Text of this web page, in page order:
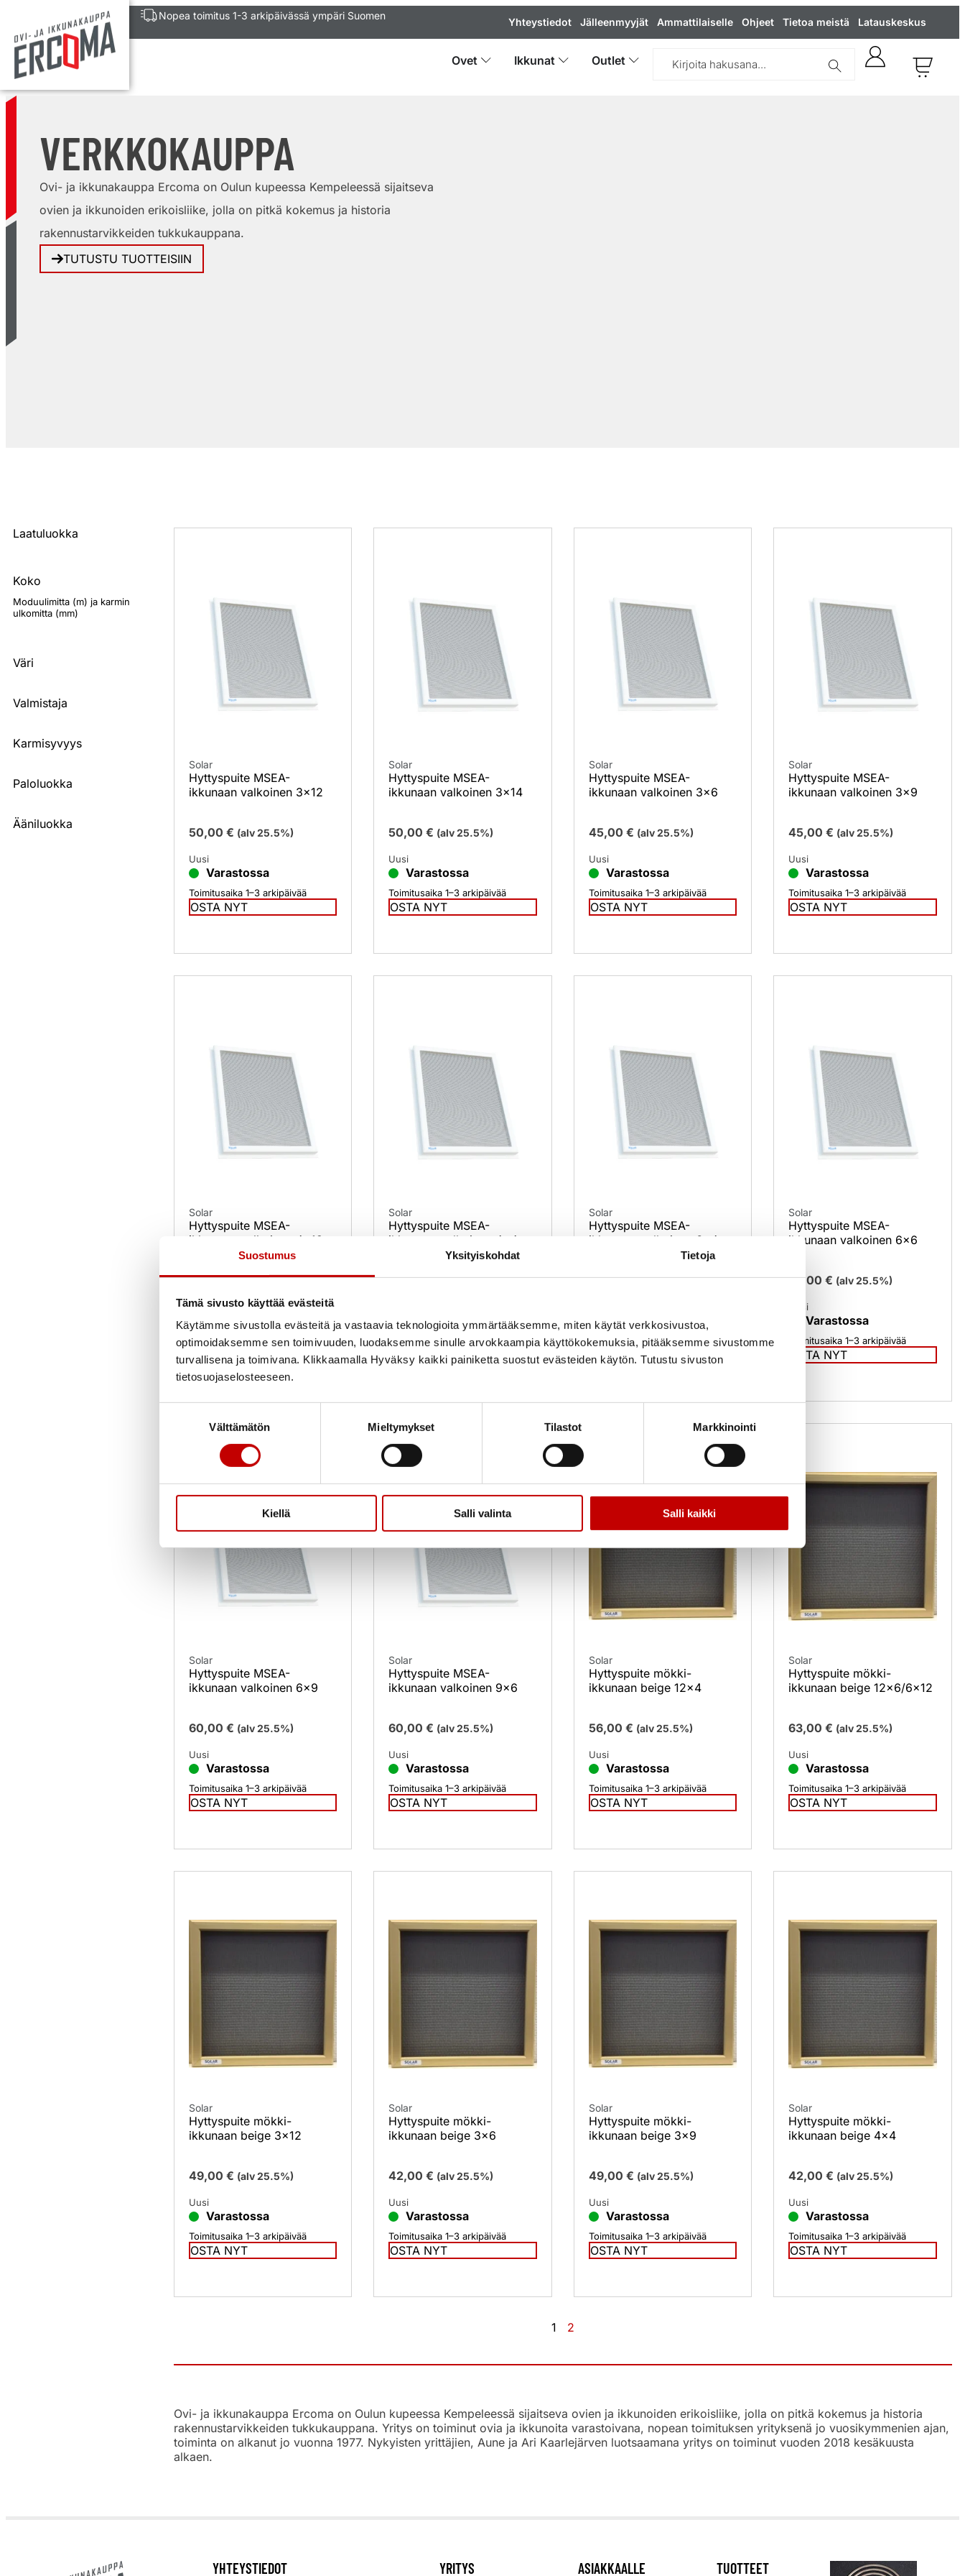
Suostumus Yksityiskohdat Tietoja
Tämä sivusto käyttää evästeitä
Käytämme sivustolla evästeitä ja vastaavia teknologioita ymmärtääksemme, miten käytät verkkosivustoa,
optimoidaksemme sen toimivuuden, luodaksemme sinulle arvokkaampia käyttökokemuksia, pitääksemme sivustomme
turvallisena ja toimivana. Klikkaamalla Hyväksy kaikki painiketta suostut evästeiden käytön. Tutustu sivuston
tietosuojaselosteeseen.
Välttämätön Mieltymykset Tilastot Markkinointi
Kiellä Salli valinta Salli kaikki
Nopea toimitus 1-3 arkipäivässä ympäri Suomen
Yhteystiedot Jälleenmyyjät Ammattilaiselle Ohjeet Tietoa meistä Latauskeskus
Ovet Ikkunat Outlet
VERKKOKAUPPA
Ovi- ja ikkunakauppa Ercoma on Oulun kupeessa Kempeleessä sijaitseva
ovien ja ikkunoiden erikoisliike, jolla on pitkä kokemus ja historia
rakennustarvikkeiden tukkukauppana.
TUTUSTU TUOTTEISIIN
Laatuluokka
Koko
Moduulimitta (m) ja karmin
ulkomitta (mm)
Väri
Valmistaja
Karmisyvyys
Paloluokka
Ääniluokka
Solar
Hyttyspuite MSEA-
ikkunaan valkoinen 3×12
50,00 € (alv 25.5%)
Uusi
Varastossa
Toimitusaika 1–3 arkipäivää
OSTA NYT
Solar
Hyttyspuite MSEA-
ikkunaan valkoinen 3×14
50,00€ (alv 25.5%)
Uusi
Varastossa
Toimitusaika 1–3 arkipäivää
OSTA NYT
Solar
Hyttyspuite MSEA-
ikkunaan valkoinen 3×6
45,00 € (alv 25.5%)
Uusi
Varastossa
Toimitusaika 1–3 arkipäivää
OSTA NYT
Solar
Hyttyspuite MSEA-
ikkunaan valkoinen 3×9
45,00€ (alv 25.5%)
Uusi
Varastossa
Toimitusaika 1–3 arkipäivää
OSTA NYT
Solar
Hyttyspuite MSEA-
ikkunaan valkoinen 4×12
50,00€ (alv 25.5%)
Uusi
Varastossa
Toimitusaika 1–3 arkipäivää
OSTA NYT
Solar
Hyttyspuite MSEA-
ikkunaan valkoinen 4×4
45,00€ (alv 25.5%)
Varastossa
Toimitusaika 1–3 arkipäivää
OSTA NYT
Solar
Hyttyspuite MSEA-
ikkunaan valkoinen 6×4
45,00€ (alv 25.5%)
Varastossa
Toimitusaika 1–3 arkipäivää
OSTA NYT
Solar
Hyttyspuite MSEA-
ikkunaan valkoinen 6×6
55,00€ (alv 25.5%)
Uusi
Varastossa
Toimitusaika 1–3 arkipäivää
OSTA NYT
Solar
Hyttyspuite MSEA-
ikkunaan valkoinen 6×9
60,00 € (alv 25.5%)
Uusi
Varastossa
Toimitusaika 1–3 arkipäivää
OSTA NYT
Solar
Hyttyspuite MSEA-
ikkunaan valkoinen 9×6
60,00€ (alv 25.5%)
Uusi
Varastossa
Toimitusaika 1–3 arkipäivää
OSTA NYT
Solar
Hyttyspuite mökki-
ikkunaan beige 12×4
56,00 € (alv 25.5%)
Uusi
Varastossa
Toimitusaika 1–3 arkipäivää
OSTA NYT
Solar
Hyttyspuite mökki-
ikkunaan beige 12×6/6×12
63,00€ (alv 25.5%)
Uusi
Varastossa
Toimitusaika 1–3 arkipäivää
OSTA NYT
Solar
Hyttyspuite mökki-
ikkunaan beige 3×12
49,00 € (alv 25.5%)
Uusi
Varastossa
Toimitusaika 1–3 arkipäivää
OSTA NYT
Solar
Hyttyspuite mökki-
ikkunaan beige 3×6
42,00€ (alv 25.5%)
Uusi
Varastossa
Toimitusaika 1–3 arkipäivää
OSTA NYT
Solar
Hyttyspuite mökki-
ikkunaan beige 3×9
49,00 € (alv 25.5%)
Uusi
Varastossa
Toimitusaika 1–3 arkipäivää
OSTA NYT
Solar
Hyttyspuite mökki-
ikkunaan beige 4×4
42,00€ (alv 25.5%)
Uusi
Varastossa
Toimitusaika 1–3 arkipäivää
OSTA NYT
1 2
Ovi- ja ikkunakauppa Ercoma on Oulun kupeessa Kempeleessä sijaitseva ovien ja ikkunoiden erikoisliike, jolla on pitkä kokemus ja historia
rakennustarvikkeiden tukkukauppana. Yritys on toiminut ovia ja ikkunoita varastoivana, nopean toimituksen yrityksenä jo vuosikymmenien ajan,
toiminta on alkanut jo vuonna 1977. Nykyisten yrittäjien, Aune ja Ari Kaarlejärven luotsaamana yritys on toiminut vuoden 2018 kesäkuusta
alkaen.
YHTEYSTIEDOT YRITYS ASIAKKAALLE TUOTTEET